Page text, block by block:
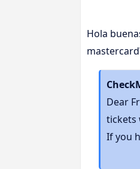
Hola
Dear
tickets
If you